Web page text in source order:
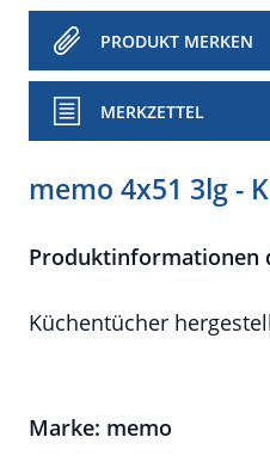
PRODUKT MERKEN
MERKZETTEL
memo 4x51 3lg -
Produktinformationen
Küchentücher
Marke: memo